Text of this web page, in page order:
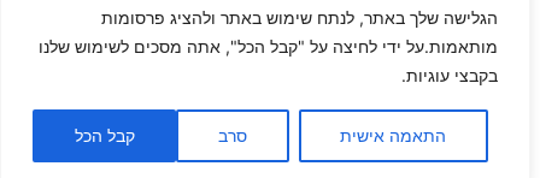
הגלישה שלך באתר, לנתח שימוש באתר ולהציג פרסומות
מותאמות.על ידי לחיצה על "קבל הכל", אתה מסכים לשימוש שלנו
בקבצי עוגיות.
התאמה אישית סרב קבל הכל
* דיסקליימר: דן הוא לא רופא ורפואת-על היא שיטה בתחום הרפואה המשלימה, ולא
באמצעות רפואת על: איך לרפא את עצמך.